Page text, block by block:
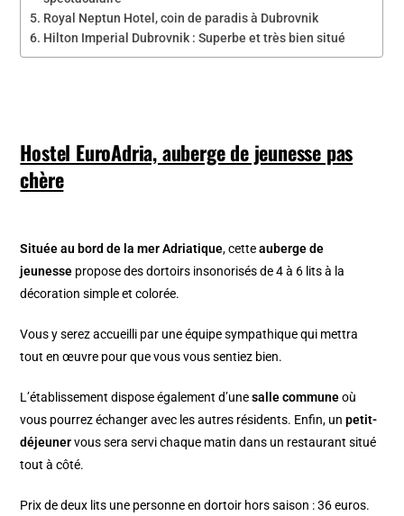
Royal Neptun Hotel, coin de paradis à Dubrovnik
Hilton Imperial Dubrovnik : Superbe et très bien situé
Hostel EuroAdria, auberge de jeunesse pas
chère
Située au bord de la mer Adriatique, cetteauberge de
jeunesse propose des dortoirs insonorisés de 4 à 6 lits à la
décoration simple et colorée.
Vous y serez accueilli par une équipe sympathique qui mettra
tout en œuvre pour que vous vous sentiez bien.
L’établissement dispose également d’unesalle communeoù
vous pourrez échanger avec les autres résidents. Enfin, unpetit-
déjeunervous sera servi chaque matin dans un restaurant situé
tout à côté.
Prix de deux lits une personne en dortoir hors saison : 36 euros.